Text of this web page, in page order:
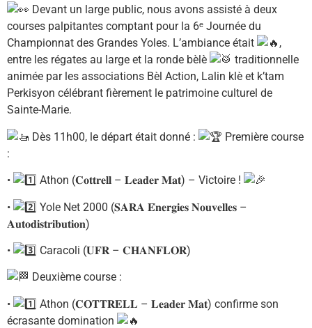
Devant un large public, nous avons assisté à deux
courses palpitantes comptant pour la 6ᵉ Journée du
Championnat des Grandes Yoles. L’ambiance était
,
entre les régates au large et la ronde bèlè
traditionnelle
animée par les associations Bèl Action, Lalin klè et k’tam
Perkisyon célébrant fièrement le patrimoine culturel de
Sainte-Marie.
Dès 11h00, le départ était donné :
Première course
:
• Athon (𝐂𝐨𝐭𝐭𝐫𝐞𝐥𝐥 – 𝐋𝐞𝐚𝐝𝐞𝐫 𝐌𝐚𝐭) – Victoire !
•
Yole Net 2000 (𝐒𝐀𝐑𝐀 𝐄́𝐧𝐞𝐫𝐠𝐢𝐞𝐬 𝐍𝐨𝐮𝐯𝐞𝐥𝐥𝐞𝐬 –
𝐀𝐮𝐭𝐨𝐝𝐢𝐬𝐭𝐫𝐢𝐛𝐮𝐭𝐢𝐨𝐧)
• Caracoli (𝐔𝐅𝐑 – 𝐂𝐇𝐀𝐍𝐅𝐋𝐎𝐑)
Deuxième course :
•
Athon (𝐂𝐎𝐓𝐓𝐑𝐄𝐋𝐋 – 𝐋𝐞𝐚𝐝𝐞𝐫 𝐌𝐚𝐭) confirme son
écrasante domination